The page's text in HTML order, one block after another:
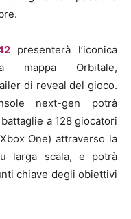
presenterà l’iconica
mappa Orbitale,
di reveal del gioco.
next-gen potrà
a 128 giocatori
One) attraverso la
larga scala, e potrà
chiave degli obiettivi